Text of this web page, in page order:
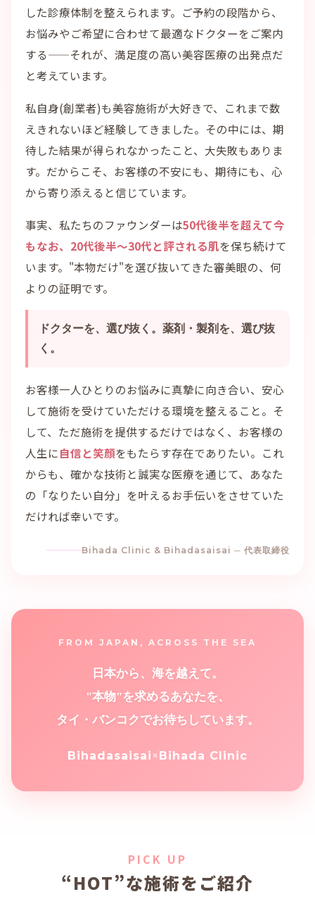
した診療体制を整えられます。ご予約の段階から、
お悩みやご希望に合わせて最適なドクターをご案内
する——それが、満足度の高い美容医療の出発点だ
と考えています。
私自身(創業者)も美容施術が大好きで、これまで数
えきれないほど経験してきました。その中には、期
待した結果が得られなかったこと、大失敗もありま
す。だからこそ、お客様の不安にも、期待にも、心
から寄り添えると信じています。
事実、私たちのファウンダーは50代後半を超えて今
もなお、20代後半〜30代と評される肌を保ち続けて
います。"本物だけ"を選び抜いてきた審美眼の、何
よりの証明です。
ドクターを、選び抜く。薬剤・製剤を、選び抜
く。
お客様一人ひとりのお悩みに真摯に向き合い、安心
して施術を受けていただける環境を整えること。そ
して、ただ施術を提供するだけではなく、お客様の
人生に自信と笑顔をもたらす存在でありたい。これ
からも、確かな技術と誠実な医療を通じて、あなた
の「なりたい自分」を叶えるお手伝いをさせていた
だければ幸いです。
Bihada Clinic & Bihadasaisai ─ 代表取締役
FROM JAPAN, ACROSS THE SEA
日本から、海を越えて。
"本物"を求めるあなたを、
タイ・バンコクでお待ちしています。
Bihadasaisai ×Bihada Clinic
PICK UP
“HOT”な施術をご紹介